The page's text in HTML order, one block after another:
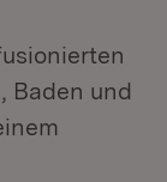
Baden und